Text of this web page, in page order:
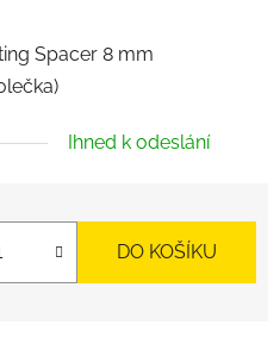
Spacer 8 mm
Ihned k odeslání
DO KOŠÍKU